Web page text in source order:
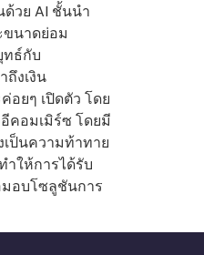
ด้วย AI ชั้นนำ
ขนาดย่อม
ทธ์กับ
งเงิน
ยๆ เปิดตัว โดย
คอมเมิร์ซ โดยมี
ป็นความท้าทาย
ำให้การได้รับ
อบโซลูชันการ